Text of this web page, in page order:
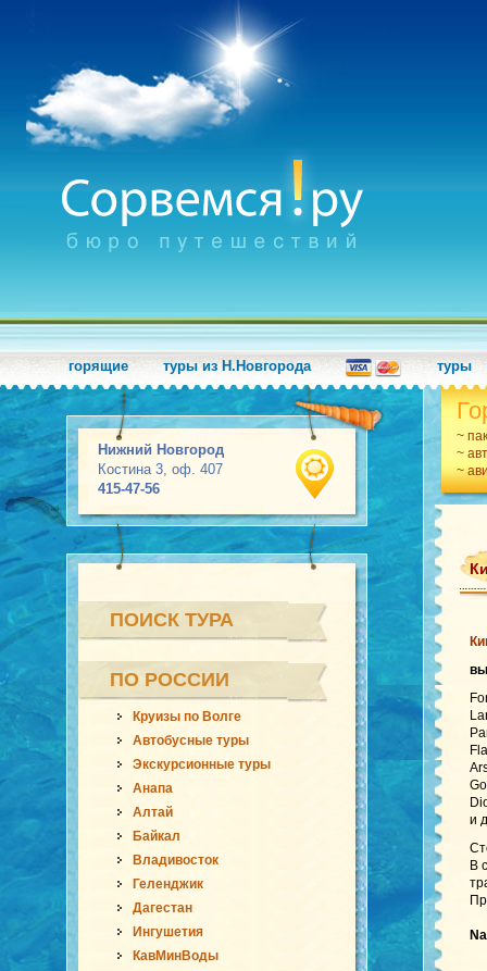
горящие туры из Н.Новгорода туры
Нижний Новгород
Костина 3, оф. 407
415-47-56
~
~
~
ПОИСК ТУРА
ПО РОССИИ
Круизы по Волге
Автобусные туры
Экскурсионные туры
Анапа
Алтай
Байкал
Владивосток
Геленджик
Дагестан
Ингушетия
КавМинВоды
и
В